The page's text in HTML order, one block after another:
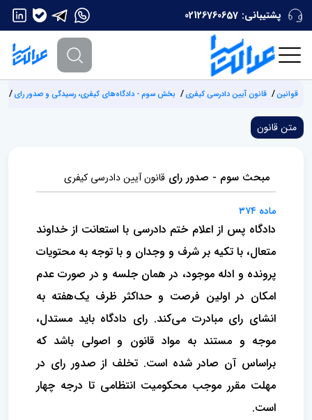
پشتیبانی: 02126760657
قوانین قانون آیین دادرسی کیفری بخش سوم - دادگاه‌های کیفری، ‌رسیدگی و صدور رای
متن قانون
مبحث سوم - صدور رای قانون آیین دادرسی کیفری
ماده ۳۷۴
دادگاه پس از اعلام ختم دادرسی با استعانت از خداوند
متعال، با تکیه بر شرف و وجدان و با توجه به محتویات
پرونده و ادله موجود، در همان جلسه و در صورت عدم
امکان در اولین فرصت و حداکثر ظرف یک‌هفته به
انشای رای مبادرت می‌کند. رای دادگاه باید مستدل،
موجه و مستند به مواد قانون و اصولی باشد که
براساس آن صادر شده است. تخلف از صدور رای در
مهلت مقرر موجب محکومیت انتظامی تا درجه چهار
است.